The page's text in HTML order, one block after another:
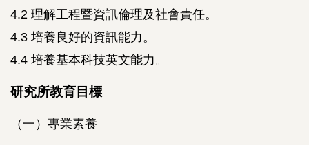
4.2 理解工程暨資訊倫理及社會責任。
4.3 培養良好的資訊能力。
4.4 培養基本科技英文能力。
研究所教育目標
（一）專業素養